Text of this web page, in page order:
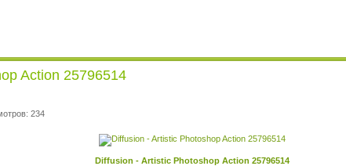
Action 25796514
234
Diffusion - Artistic Photoshop Action 25796514